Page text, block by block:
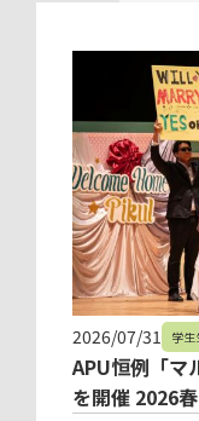
2026/07/31 学生
APU恒例「マ
を開催 2026